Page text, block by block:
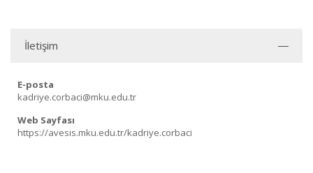
İletişim
E-posta
kadriye.corbaci@mku.edu.tr
Web Sayfası
https://avesis.mku.edu.tr/kadriye.corbaci